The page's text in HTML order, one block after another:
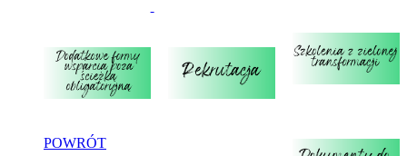
POWRÓT